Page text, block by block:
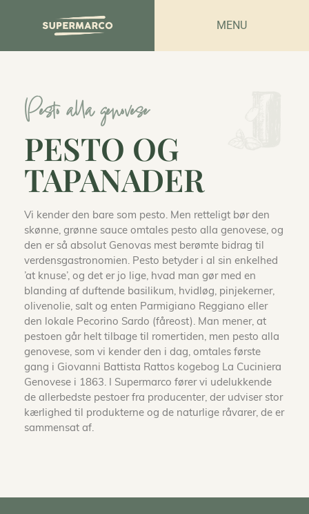
MENU
Pesto alla genovese
PESTO OG
TAPANADER
Vi kender den bare som pesto. Men retteligt bør den
skønne, grønne sauce omtales pesto alla genovese, og
den er så absolut Genovas mest berømte bidrag til
verdensgastronomien. Pesto betyder i al sin enkelhed
’at knuse’, og det er jo lige, hvad man gør med en
blanding af duftende basilikum, hvidløg, pinjekerner,
olivenolie, salt og enten Parmigiano Reggiano eller
den lokale Pecorino Sardo (fåreost). Man mener, at
pestoen går helt tilbage til romertiden, men pesto alla
genovese, som vi kender den i dag, omtales første
gang i Giovanni Battista Rattos kogebog La Cuciniera
Genovese i 1863. I Supermarco fører vi udelukkende
de allerbedste pestoer fra producenter, der udviser stor
kærlighed til produkterne og de naturlige råvarer, de er
sammensat af.